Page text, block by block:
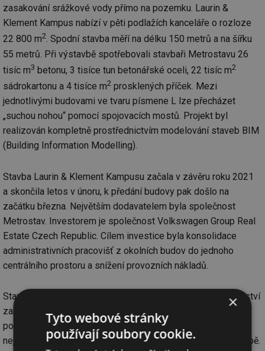
zasakování srážkové vody přímo na pozemku. Laurin &
Klement Kampus nabízí v pěti podlažích kanceláře o rozloze
22 800 m2. Spodní stavba měří na délku 150 metrů a na šířku
55 metrů. Při výstavbě spotřebovali stavbaři Metrostavu 26
tisíc m3 betonu, 3 tisíce tun betonářské oceli, 22 tisíc m2
sádrokartonu a 4 tisíce m2 prosklených příček. Mezi
jednotlivými budovami ve tvaru písmene L lze přecházet
„suchou nohou“ pomocí spojovacích mostů. Projekt byl
realizován kompletně prostřednictvím modelování staveb BIM
(Building Information Modelling).
Stavba Laurin & Klement Kampusu začala v závěru roku 2021
a skončila letos v únoru, k předání budovy pak došlo na
začátku března. Největším dodavatelem byla společnost
Metrostav. Investorem je společnost Volkswagen Group Real
Estate Czech Republic. Cílem investice byla konsolidace
administrativních pracovišť z okolních budov do jednoho
centrálního prostoru a snížení provozních nákladů.
Stavební společnost Metrostav úspěšně navázala na množství
zakázek realizovaných pro Škoda Auto v minulosti. Nedávno
postavila v mladoboleslavském výrobním areálu například
největší kuchyňskou halu pro závodní stravování v celé Evropě.
×
Tyto webové stránky
používají soubory cookie.